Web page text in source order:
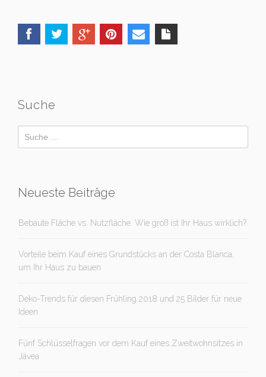
Suche
Neueste Beiträge
Bebaute Fläche vs. Nutzfläche. Wie groß ist Ihr Haus wirklich?
Vorteile beim Kauf eines Grundstücks an der Costa Blanca,
um Ihr Haus zu bauen
Deko-Trends für diesen Frühling 2018 und 25 Bilder für neue
Ideen
Fünf Schlüsselfragen vor dem Kauf eines Zweitwohnsitzes in
Jávea